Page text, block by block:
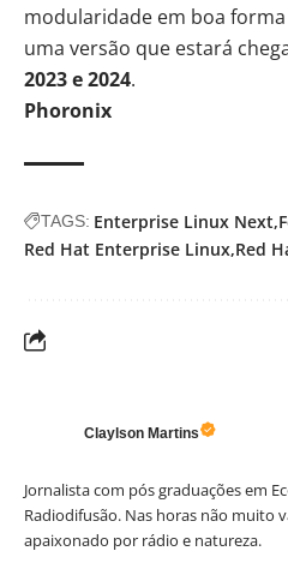
modularidade em boa
uma versão que estará
2023 e 2024.
Phoronix
TAGS: Enterprise Linux Next
Red Hat Enterprise Linux Red
Claylson Martins
Jornalista com pós graduações em
Radiodifusão. Nas horas não muito
apaixonado por rádio e natureza.